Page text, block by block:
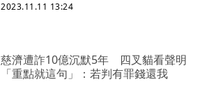
2023.11.11 13:24
慈濟遭詐10億沉默5年 四叉貓看聲明
「重點就這句」：若判有罪錢還我